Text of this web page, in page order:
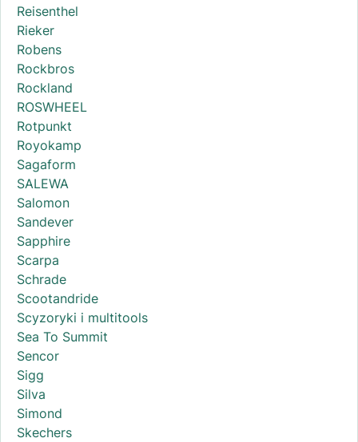
Reisenthel
Rieker
Robens
Rockbros
Rockland
ROSWHEEL
Rotpunkt
Royokamp
Sagaform
SALEWA
Salomon
Sandever
Sapphire
Scarpa
Schrade
Scootandride
Scyzoryki i multitools
Sea To Summit
Sencor
Sigg
Silva
Simond
Skechers